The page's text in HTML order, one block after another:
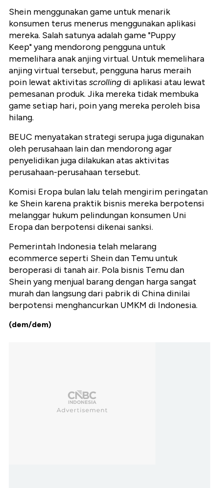
Shein menggunakan game untuk menarik
konsumen terus menerus menggunakan aplikasi
mereka. Salah satunya adalah game "Puppy
Keep" yang mendorong pengguna untuk
memelihara anak anjing virtual. Untuk memelihara
anjing virtual tersebut, pengguna harus meraih
poin lewat aktivitas scrolling di aplikasi atau lewat
pemesanan produk. Jika mereka tidak membuka
game setiap hari, poin yang mereka peroleh bisa
hilang.
BEUC menyatakan strategi serupa juga digunakan
oleh perusahaan lain dan mendorong agar
penyelidikan juga dilakukan atas aktivitas
perusahaan-perusahaan tersebut.
Komisi Eropa bulan lalu telah mengirim peringatan
ke Shein karena praktik bisnis mereka berpotensi
melanggar hukum pelindungan konsumen Uni
Eropa dan berpotensi dikenai sanksi.
Pemerintah Indonesia telah melarang
ecommerce seperti Shein dan Temu untuk
beroperasi di tanah air. Pola bisnis Temu dan
Shein yang menjual barang dengan harga sangat
murah dan langsung dari pabrik di China dinilai
berpotensi menghancurkan UMKM di Indonesia.
(dem/dem)